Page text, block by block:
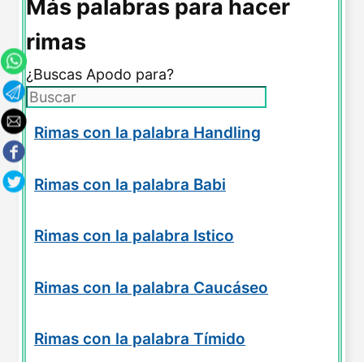
Más palabras para hacer
rimas
¿Buscas Apodo para?
Rimas con la palabra Handling
Rimas con la palabra Babi
Rimas con la palabra Istico
Rimas con la palabra Caucáseo
Rimas con la palabra Tímido